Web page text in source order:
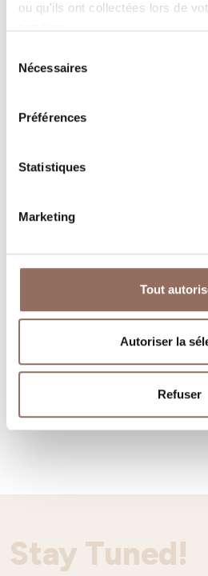
ou qu'ils ont collectées lors de
Nécessaires
Préférences
Statistiques
Marketing
Tout
Autoriser la
Refuser
Entrant
Stay Tuned!